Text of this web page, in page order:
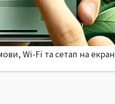
Wi-Fi та сетап на